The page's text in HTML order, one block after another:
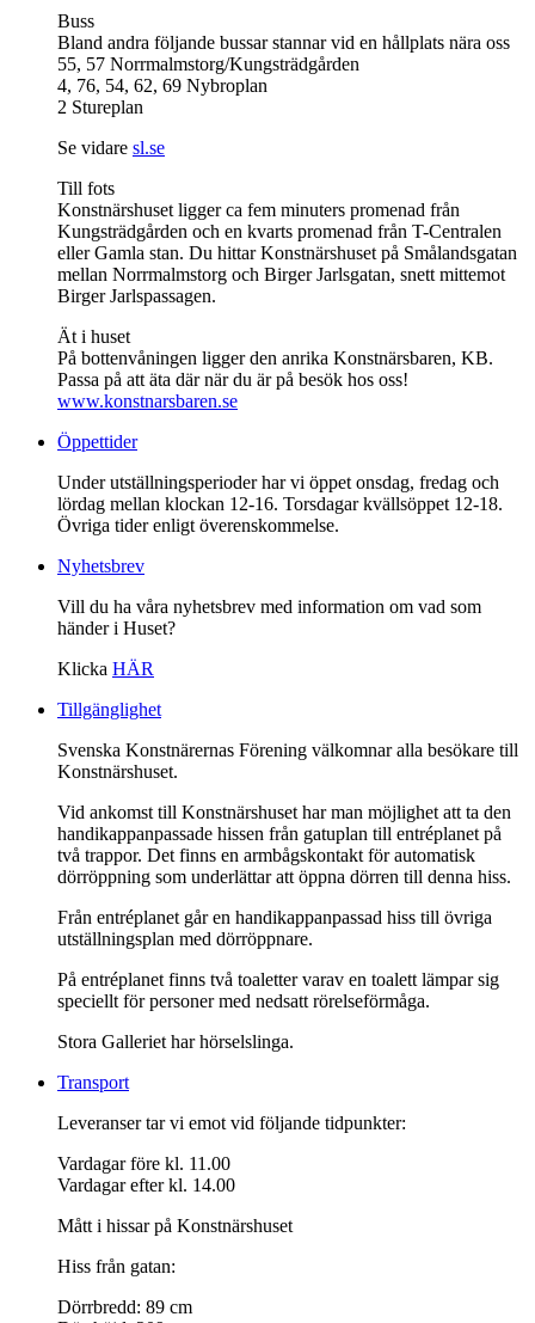
Buss
Bland andra följande bussar stannar vid en hållplats nära oss
55, 57 Norrmalmstorg/Kungsträdgården
4, 76, 54, 62, 69 Nybroplan
2 Stureplan
Se vidare sl.se
Till fots
Konstnärshuset ligger ca fem minuters promenad från
Kungsträdgården och en kvarts promenad från T-Centralen
eller Gamla stan. Du hittar Konstnärshuset på Smålandsgatan
mellan Norrmalmstorg och Birger Jarlsgatan, snett mittemot
Birger Jarlspassagen.
Ät i huset
På bottenvåningen ligger den anrika Konstnärsbaren, KB.
Passa på att äta där när du är på besök hos oss!
www.konstnarsbaren.se
Öppettider
Under utställningsperioder har vi öppet onsdag, fredag och
lördag mellan klockan 12-16. Torsdagar kvällsöppet 12-18.
Övriga tider enligt överenskommelse.
Nyhetsbrev
Vill du ha våra nyhetsbrev med information om vad som
händer i Huset?
Klicka HÄR
Tillgänglighet
Svenska Konstnärernas Förening välkomnar alla besökare till
Konstnärshuset.
Vid ankomst till Konstnärshuset har man möjlighet att ta den
handikappanpassade hissen från gatuplan till entréplanet på
två trappor. Det finns en armbågskontakt för automatisk
dörröppning som underlättar att öppna dörren till denna hiss.
Från entréplanet går en handikappanpassad hiss till övriga
utställningsplan med dörröppnare.
På entréplanet finns två toaletter varav en toalett lämpar sig
speciellt för personer med nedsatt rörelseförmåga.
Stora Galleriet har hörselslinga.
Transport
Leveranser tar vi emot vid följande tidpunkter:
Vardagar före kl. 11.00
Vardagar efter kl. 14.00
Mått i hissar på Konstnärshuset
Hiss från gatan:
Dörrbredd: 89 cm